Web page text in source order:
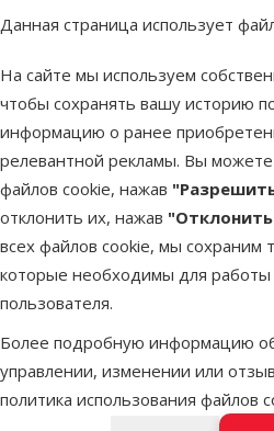
Данная страница использует
На сайте мы используем
чтобы сохранять вашу историю
информацию о ранее
релевантной рекламы. Вы можете
файлов cookie, нажав
отклонить их, нажав
всех файлов cookie, мы сохраним
которые необходимы для работы
пользователя.
Более подробную информацию
управлении, изменении или
политика использования файлов
Оценка 80%
Оценка 60%
Оценка 40%
Оценка 20%
Наши специалисты